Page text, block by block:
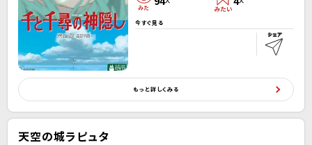
今すぐ見る
もっと詳しくみる
天空の城ラピュタ